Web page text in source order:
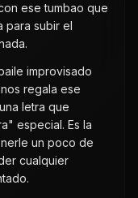
ese tumbao que
para subir el
improvisado
regala ese
letra que
especial. Es la
un poco de
cualquier